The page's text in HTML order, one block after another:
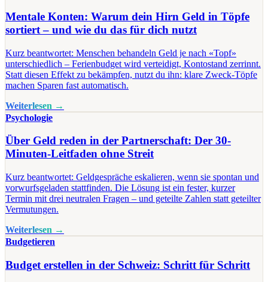
Mentale Konten: Warum dein Hirn Geld in Töpfe
sortiert – und wie du das für dich nutzt
Kurz beantwortet: Menschen behandeln Geld je nach «Topf»
unterschiedlich – Ferienbudget wird verteidigt, Kontostand zerrinnt.
Statt diesen Effekt zu bekämpfen, nutzt du ihn: klare Zweck-Töpfe
machen Sparen fast automatisch.
Weiterlesen →
Psychologie
Über Geld reden in der Partnerschaft: Der 30-
Minuten-Leitfaden ohne Streit
Kurz beantwortet: Geldgespräche eskalieren, wenn sie spontan und
vorwurfsgeladen stattfinden. Die Lösung ist ein fester, kurzer
Termin mit drei neutralen Fragen – und geteilte Zahlen statt geteilter
Vermutungen.
Weiterlesen →
Budgetieren
Budget erstellen in der Schweiz: Schritt für Schritt